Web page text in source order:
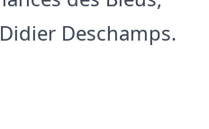
Deschamps.